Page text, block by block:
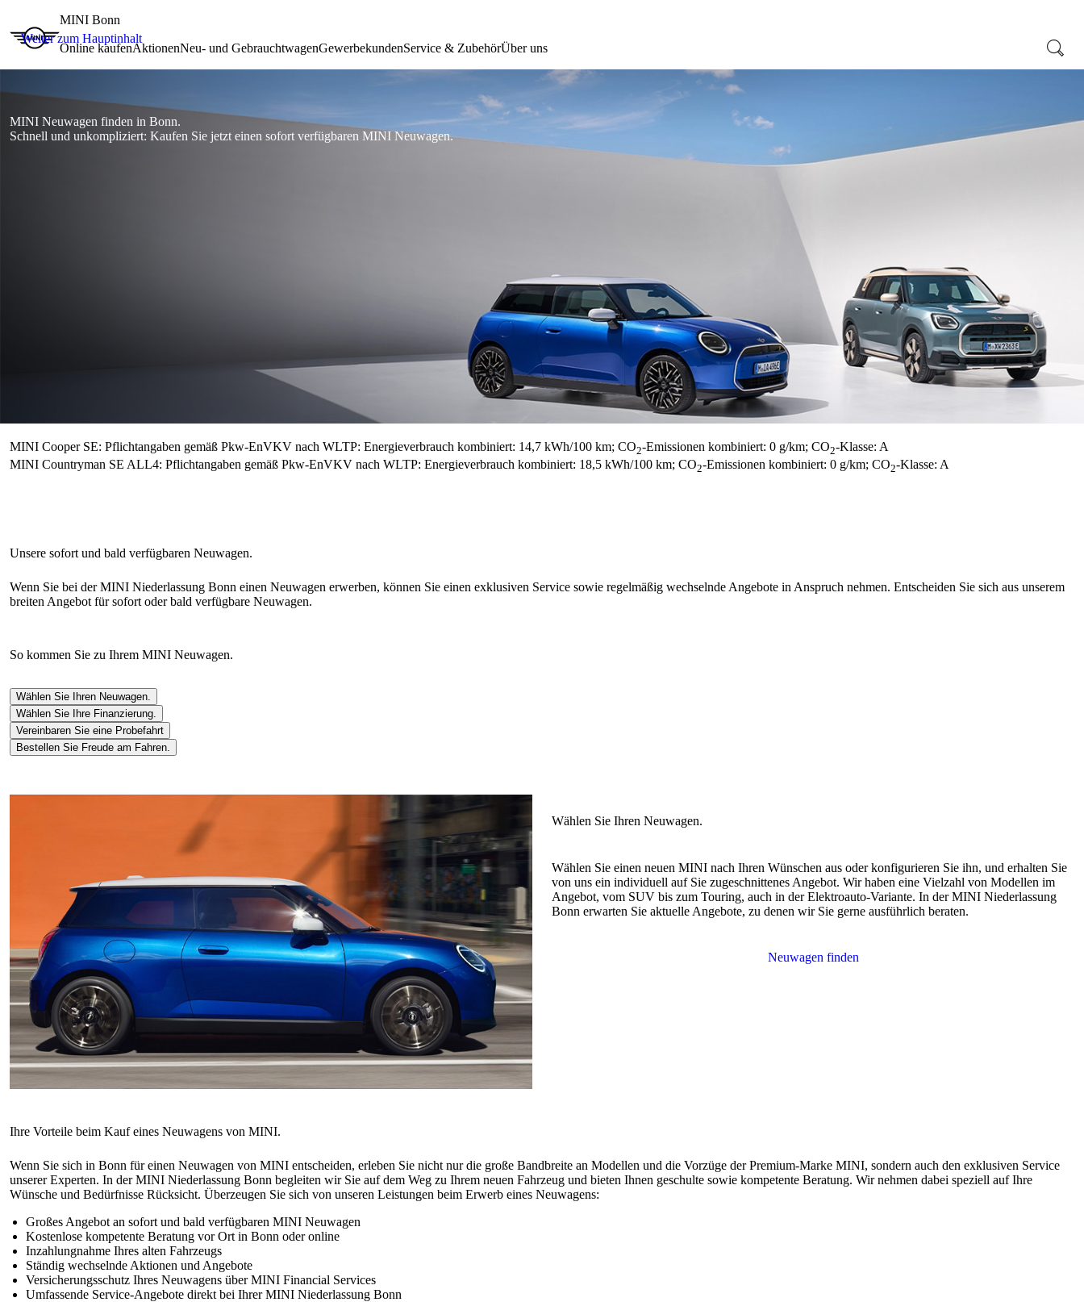
MINI Cooper SE: Pflichtangaben gemäß Pkw-EnVKV nach WLTP: Energieverbrauch kombiniert: 14,7 kWh/100 km; CO2-Emissionen kombiniert: 0 g/km; CO2-Klasse: A
MINI Countryman SE ALL4: Pflichtangaben gemäß Pkw-EnVKV nach WLTP: Energieverbrauch kombiniert: 18,5 kWh/100 km; CO2-Emissionen kombiniert: 0 g/km; CO2-Klasse: A
Wenn Sie bei der MINI Niederlassung Bonn einen Neuwagen erwerben, können Sie einen exklusiven Service sowie regelmäßig wechselnde Angebote in Anspruch nehmen. Entscheiden Sie sich aus unserem
breiten Angebot für sofort oder bald verfügbare Neuwagen.
Wählen Sie einen neuen MINI nach Ihren Wünschen aus oder konfigurieren Sie ihn, und erhalten Sie
von uns ein individuell auf Sie zugeschnittenes Angebot. Wir haben eine Vielzahl von Modellen im
Angebot, vom SUV bis zum Touring, auch in der Elektroauto-Variante. In der MINI Niederlassung
Bonn erwarten Sie aktuelle Angebote, zu denen wir Sie gerne ausführlich beraten.
Wenn Sie sich in Bonn für einen Neuwagen von MINI entscheiden, erleben Sie nicht nur die große Bandbreite an Modellen und die Vorzüge der Premium-Marke MINI, sondern auch den exklusiven Service
unserer Experten. In der MINI Niederlassung Bonn begleiten wir Sie auf dem Weg zu Ihrem neuen Fahrzeug und bieten Ihnen geschulte sowie kompetente Beratung. Wir nehmen dabei speziell auf Ihre
Wünsche und Bedürfnisse Rücksicht. Überzeugen Sie sich von unseren Leistungen beim Erwerb eines Neuwagens:
Großes Angebot an sofort und bald verfügbaren MINI Neuwagen
Kostenlose kompetente Beratung vor Ort in Bonn oder online
Inzahlungnahme Ihres alten Fahrzeugs
Ständig wechselnde Aktionen und Angebote
Versicherungsschutz Ihres Neuwagens über MINI Financial Services
Umfassende Service-Angebote direkt bei Ihrer MINI Niederlassung Bonn